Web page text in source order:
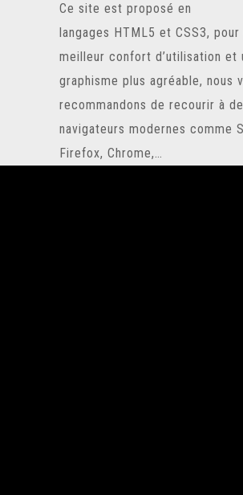
Ce site est proposé en
langages HTML5 et CSS3, pour
meilleur confort d’utilisation et
graphisme plus agréable, nous
recommandons de recourir à
navigateurs modernes comme
Firefox, Chrome,…